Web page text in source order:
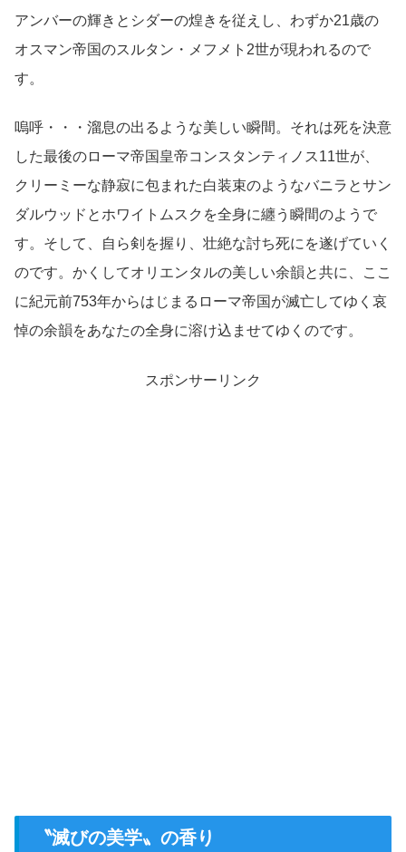
アンバーの輝きとシダーの煌きを従えし、わずか21歳の
オスマン帝国のスルタン・メフメト2世が現われるので
す。
嗚呼・・・溜息の出るような美しい瞬間。それは死を決意
した最後のローマ帝国皇帝コンスタンティノス11世が、
クリーミーな静寂に包まれた白装束のようなバニラとサン
ダルウッドとホワイトムスクを全身に纏う瞬間のようで
す。そして、自ら剣を握り、壮絶な討ち死にを遂げていく
のです。かくしてオリエンタルの美しい余韻と共に、ここ
に紀元前753年からはじまるローマ帝国が滅亡してゆく哀
悼の余韻をあなたの全身に溶け込ませてゆくのです。
スポンサーリンク
〝滅びの美学〟の香り